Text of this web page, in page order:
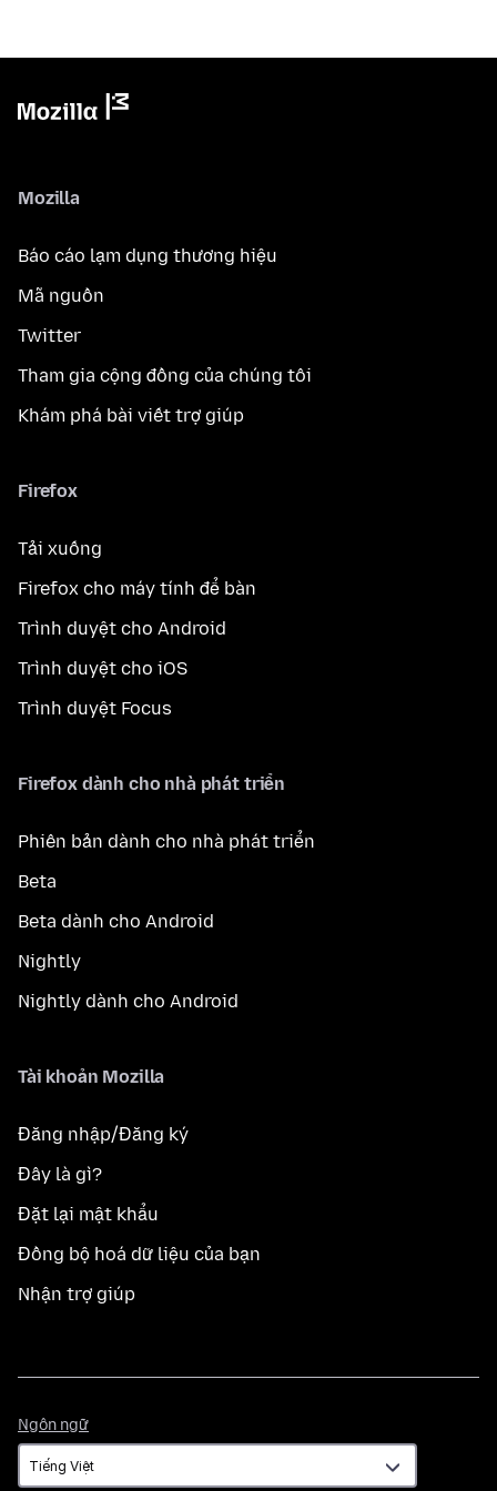
Mozilla
Báo cáo lạm dụng thương hiệu
Mã nguồn
Twitter
Tham gia cộng đồng của chúng tôi
Khám phá bài viết trợ giúp
Firefox
Tải xuống
Firefox cho máy tính để bàn
Trình duyệt cho Android
Trình duyệt cho iOS
Trình duyệt Focus
Firefox dành cho nhà phát triển
Phiên bản dành cho nhà phát triển
Beta
Beta dành cho Android
Nightly
Nightly dành cho Android
Tài khoản Mozilla
Đăng nhập/Đăng ký
Đây là gì?
Đặt lại mật khẩu
Đồng bộ hoá dữ liệu của bạn
Nhận trợ giúp
Ngôn ngữ
ngữ